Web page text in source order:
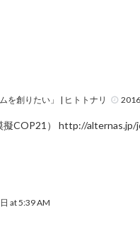
創りたい」 | ヒトトナリ
COP21） http://alternas.jp/
at 5:39 AM